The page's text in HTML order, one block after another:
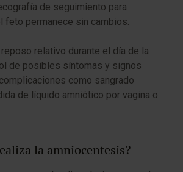
de seguimiento para
feto permanece sin cambios.
relativo durante el día de la
de posibles síntomas y signos
como sangrado
de líquido amniótico por vagina o
la amniocentesis?